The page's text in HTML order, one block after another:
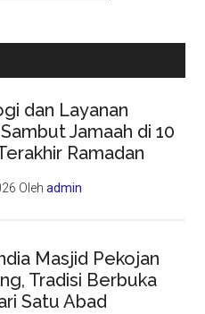
dan Layanan
Jamaah di 10
Ramadan
Olehadmin
Masjid Pekojan
Tradisi Berbuka
Satu Abad